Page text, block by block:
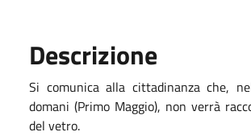
Descrizione
Si comunica alla cittadinanza che,
domani (Primo Maggio), non verrà
del vetro.